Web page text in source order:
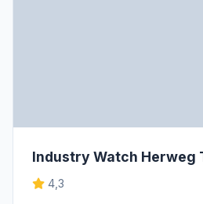
Industry Watch Herweg
4,3